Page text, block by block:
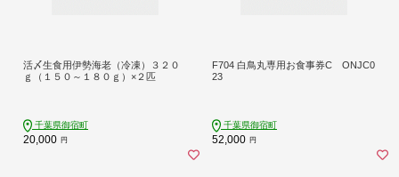
活〆生食用伊勢海老（冷凍）３２０
ｇ（１５０～１８０ｇ）×２匹
千葉県御宿町
20,000 円
F704 白鳥丸専用お食事券C ONJC0
23
千葉県御宿町
52,000 円